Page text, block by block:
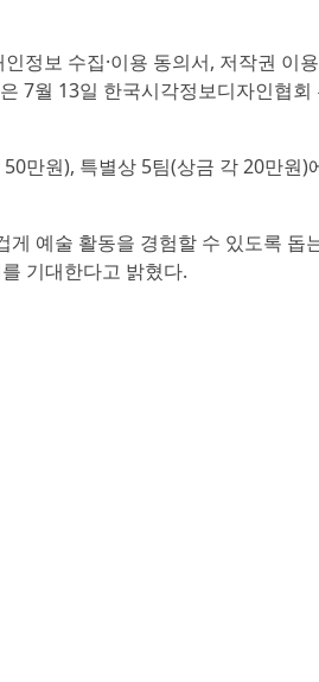
정보 수집·이용 동의서, 저작권 이
7월 13일 한국시각정보디자인협회
만원), 특별상 5팀(상금 각 20만원)
예술 활동을 경험할 수 있도록 돕
기대한다고 밝혔다.